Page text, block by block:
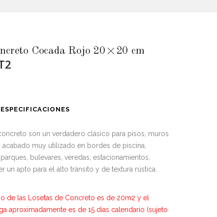
Cocada Rojo 20×20 cm
ESPECIFICACIONES
son un verdadero clásico para pisos, muros
acabado muy utilizado en bordes de piscina,
bulevares, veredas, estacionamientos,
un apto para el alto tránsito y de textura rústica.
de las Losetas de Concreto es de 20m2 y el
aproximadamente es de 15 días calendario (sujeto